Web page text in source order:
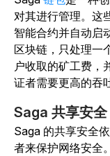
对其进行管理。这
智能合约并自动启
区块链，只处理一
户收取的矿工费，
证者需要更高的吞
Saga 共享安全
Saga 的共享安全
者来保护网络安全